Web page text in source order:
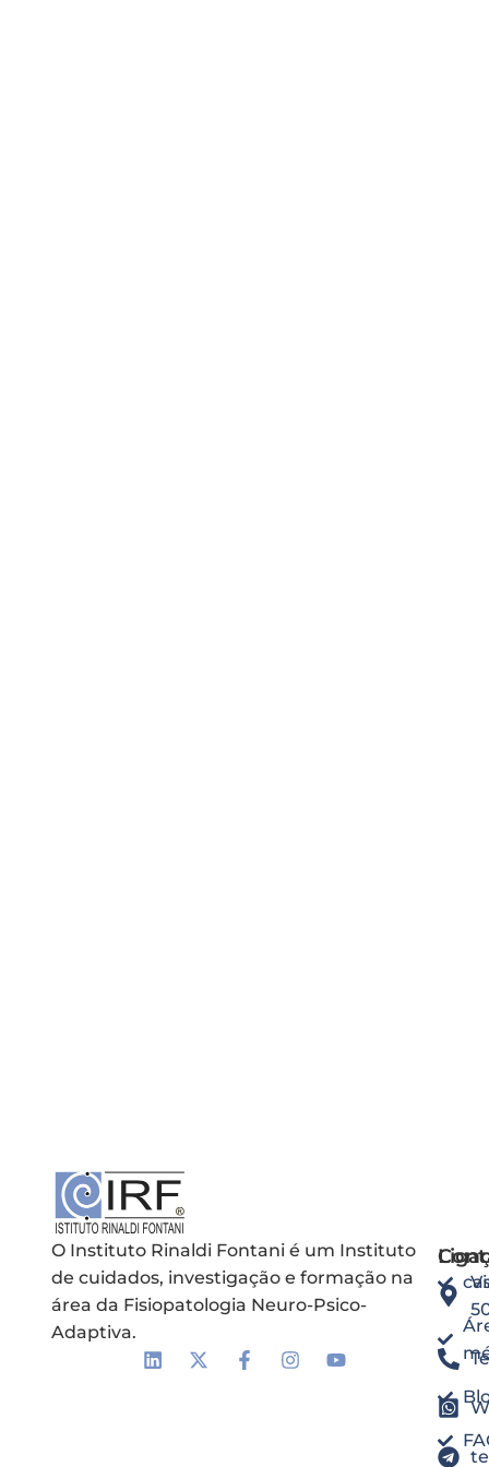
O Instituto Rinaldi Fontani é um Instituto
de cuidados, investigação e formação na
área da Fisiopatologia Neuro-Psico-
Adaptiva.